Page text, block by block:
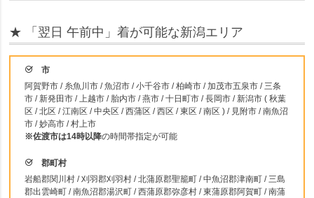
★ 「翌日 午前中」着が可能な新潟エリア
市
阿賀野市 / 糸魚川市 / 魚沼市 / 小千谷市 / 柏崎市 / 加茂市五泉市 / 三条
市 / 新発田市 / 上越市 / 胎内市 / 燕市 / 十日町市 / 長岡市 / 新潟市 ( 秋葉
区 / 北区 / 江南区 / 中央区 / 西蒲区 / 西区 / 東区 / 南区 ) / 見附市 / 南魚沼
市 / 妙高市 / 村上市
※佐渡市は14時以降の時間帯指定が可能
郡町村
岩船郡関川村 / 刈羽郡刈羽村 / 北蒲原郡聖籠町 / 中魚沼郡津南町 / 三島
郡出雲崎町 / 南魚沼郡湯沢町 / 西蒲原郡弥彦村 / 東蒲原郡阿賀町 / 南蒲